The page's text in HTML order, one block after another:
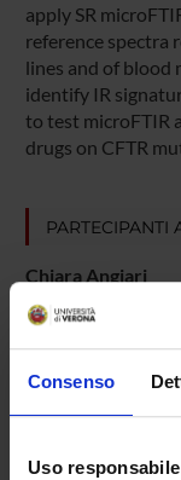
Consenso
Uso
apply SR
reference spectra
lines and of blood
identify IR
to test microFTIR
drugs on CFTR
PARTECIPANTI
Chiara Angiari
Giuseppe Bellisola